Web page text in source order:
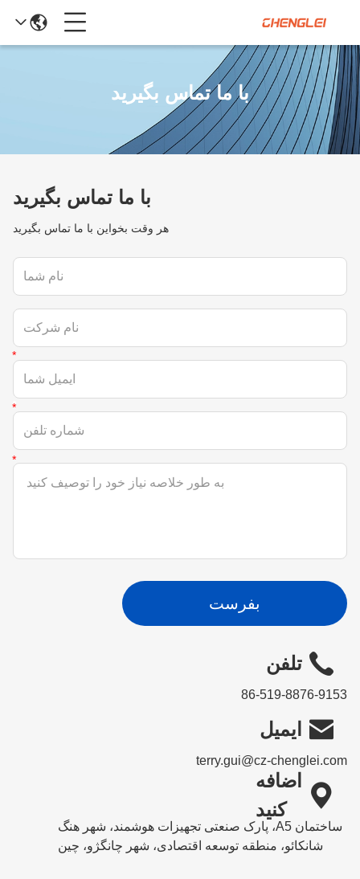
با ما تماس بگیرید
با ما تماس بگیرید
هر وقت بخواين با ما تماس بگيريد
بفرست
تلفن
86-519-8876-9153
 ایمیل
terry.gui@cz-chenglei.com

اضافه
کنید
ساختمان A5، پارک صنعتی تجهیزات هوشمند، شهر هنگ
شانکائو، منطقه توسعه اقتصادی، شهر چانگژو، چین